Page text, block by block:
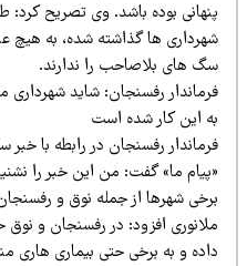
بوده باشد. وی تصریح کرد: طبق
ها گذاشته شده، به هیچ
های بلاصاحب را ندارند.
رفسنجان: شاید شهرداری مجبور
این کار شده است
ما» گفت: من این خبر را نشنیدم
شهرها از جمله نوق و رفسنجان
افزود: در رفسنجان و نوق
و به برخی حتی بیماری هاری